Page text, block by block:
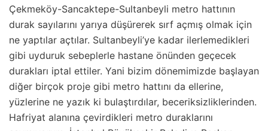
Çekmeköy-Sancaktepe-Sultanbeyli metro hattının
durak sayılarını yarıya düşürerek sırf açmış olmak için
ne yaptılar açtılar. Sultanbeyli’ye kadar ilerlemedikleri
gibi uyduruk sebeplerle hastane önünden geçecek
durakları iptal ettiler. Yani bizim dönemimizde başlayan
diğer birçok proje gibi metro hattını da ellerine,
yüzlerine ne yazık ki bulaştırdılar, beceriksizliklerinden.
Hafriyat alanına çevirdikleri metro duraklarını